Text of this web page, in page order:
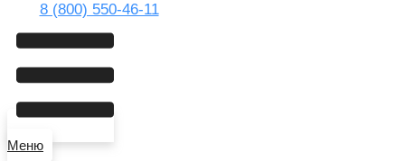
8 (800) 550-46-11
Меню